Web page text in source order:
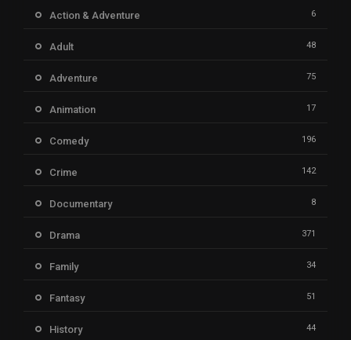
Action & Adventure 6
Adult 48
Adventure 75
Animation 17
Comedy 196
Crime 142
Documentary 8
Drama 371
Family 34
Fantasy 51
History 44